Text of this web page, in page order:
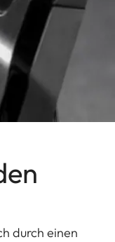
durch einen